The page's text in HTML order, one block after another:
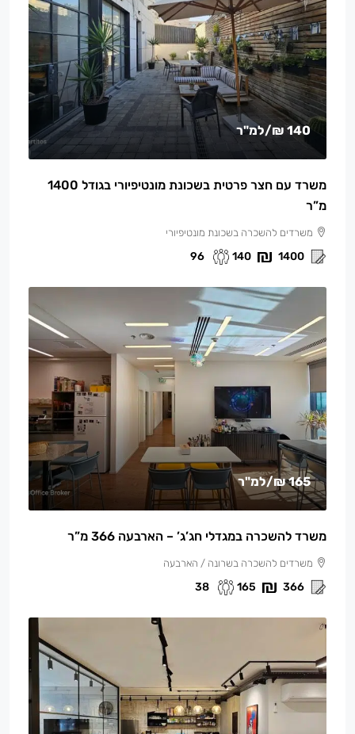
140 ₪ /למ"ר
משרד עם חצר פרטית בשכונת מונטיפיורי בגודל 1400
מ”ר
משרדים להשכרה בשכונת מונטיפיורי
1400
140
96
165 ₪ /למ"ר
משרד להשכרה במגדלי חג’ג’ – הארבעה 366 מ”ר
משרדים להשכרה בשרונה / הארבעה
366
165
38